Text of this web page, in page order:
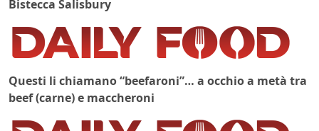
Bistecca Salisbury
Questi li chiamano “beefaroni”… a occhio a metà tra
beef (carne) e maccheroni